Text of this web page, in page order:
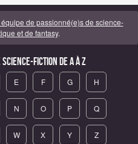
de passionné(e)s de science-
et de fantasy.
fiction de A à Z
E F G H
N O P Q
W X Y Z